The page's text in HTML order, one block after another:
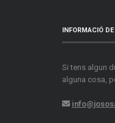
INFORMACIÓ
Si tens algun
alguna cosa,